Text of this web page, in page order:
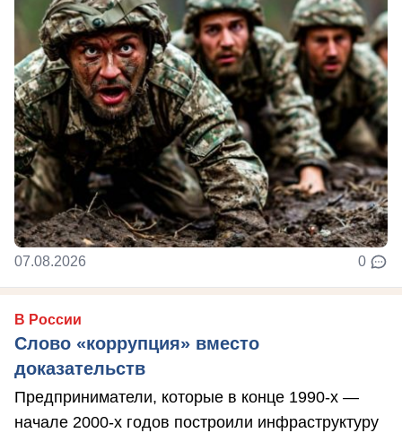
07.08.2026 0
В России
Слово «коррупция» вместо
доказательств
Предприниматели, которые в конце 1990-х —
начале 2000-х годов построили инфраструктуру